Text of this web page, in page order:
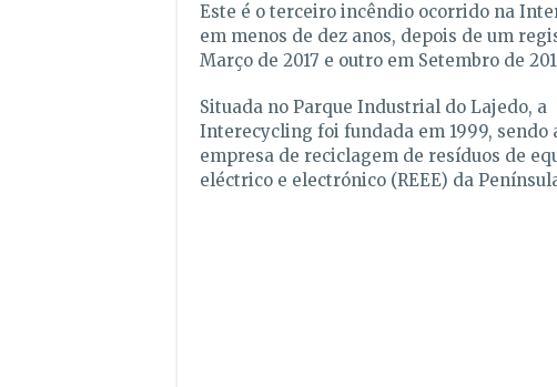
Este é o terceiro incêndio ocorrido na
em menos de dez anos, depois de um
Março de 2017 e outro em Setembro de
Situada no Parque Industrial do Lajedo, a
Interecycling foi fundada em 1999, sendo
empresa de reciclagem de resíduos de
eléctrico e electrónico (REEE) da